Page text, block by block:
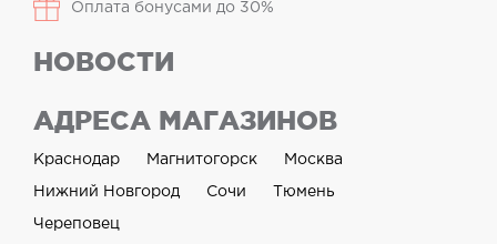
Оплата бонусами до 30%
НОВОСТИ
АДРЕСА МАГАЗИНОВ
Краснодар Магнитогорск Москва
Нижний Новгород Сочи Тюмень
Череповец